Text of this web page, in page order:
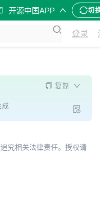
开源中国APP 切
登录
复制
成
究相关法律责任。授权请